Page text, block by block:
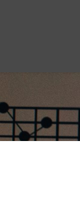
移
動
ン
に
移